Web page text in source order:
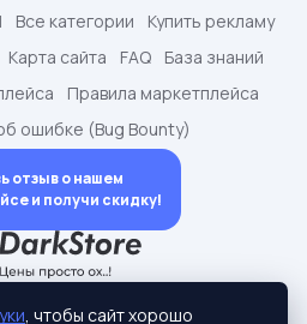
Маркетплейс аккаунтов
© dark.shopping
Все категории
Купить рекламу
Карта сайта FAQ
База знаний
Правила маркетплейса
ошибке (Bug Bounty)
отзыв о нашем
и получи скидку!
, чтобы сайт хорошо